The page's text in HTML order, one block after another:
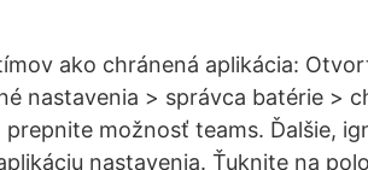
ako chránená aplikácia:
nastavenia > správca batérie >
možnosť teams. Ďalšie,
nastavenia. Ťuknite na